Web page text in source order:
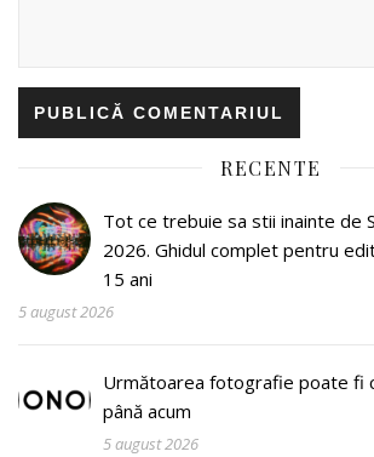
RECENTE
Tot ce trebuie sa stii inainte de
2026. Ghidul complet pentru
15 ani
5 august 2026
Următoarea fotografie poate fi
până acum
5 august 2026